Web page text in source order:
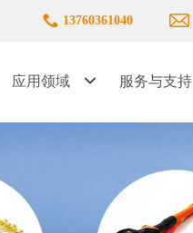
13760361040
应用领域 服务与支持